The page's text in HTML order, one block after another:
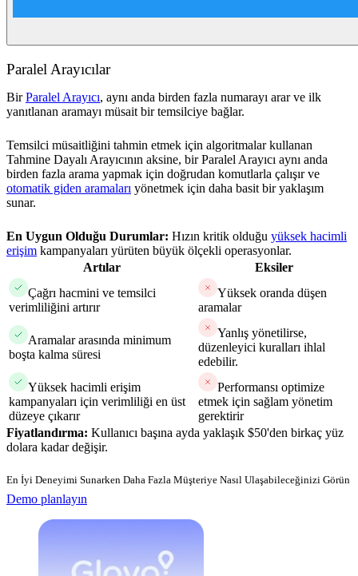
Paralel Arayıcılar
BirParalel Arayıcı, aynı anda birden fazla numarayı arar ve ilk
yanıtlanan aramayı müsait bir temsilciye bağlar.
Temsilci müsaitliğini tahmin etmek için algoritmalar kullanan
Tahmine Dayalı Arayıcının aksine, bir Paralel Arayıcı aynı anda
birden fazla arama yapmak için doğrudan komutlarla çalışır ve
otomatik giden aramaları yönetmek için daha basit bir yaklaşım
sunar.
En Uygun Olduğu Durumlar: Hızın kritik olduğu yüksek hacimli
erişim kampanyaları yürüten büyük ölçekli operasyonlar.
Artılar
Eksiler
Çağrı hacmini ve temsilci
verimliliğini artırır
Yüksek oranda düşen
aramalar
Aramalar arasında minimum
boşta kalma süresi
Yanlış yönetilirse,
düzenleyici kuralları ihlal
edebilir.
Yüksek hacimli erişim
kampanyaları için verimliliği en üst
düzeye çıkarır
Performansı optimize
etmek için sağlam yönetim
gerektirir
Fiyatlandırma: Kullanıcı başına ayda yaklaşık $50'den birkaç yüz
dolara kadar değişir.
En İyi Deneyimi Sunarken Daha Fazla Müşteriye Nasıl Ulaşabileceğinizi Görün
Demo planlayın